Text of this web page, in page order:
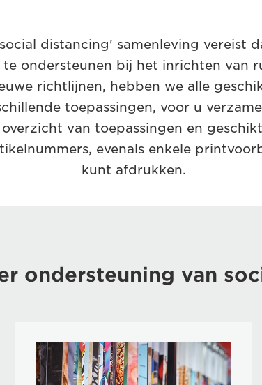
distancing' samenleving vereist
te ondersteunen bij het inrichten van
richtlijnen, hebben we alle
toepassingen, voor u
van toepassingen en
evenals enkele
kunt afdrukken.
ondersteuning van